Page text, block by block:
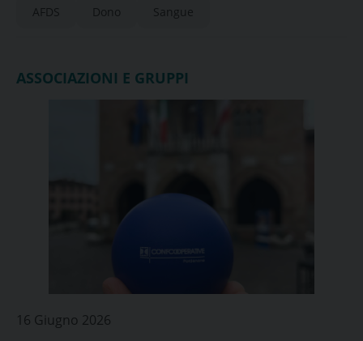
AFDS Dono Sangue
ASSOCIAZIONI E GRUPPI
16 Giugno 2026